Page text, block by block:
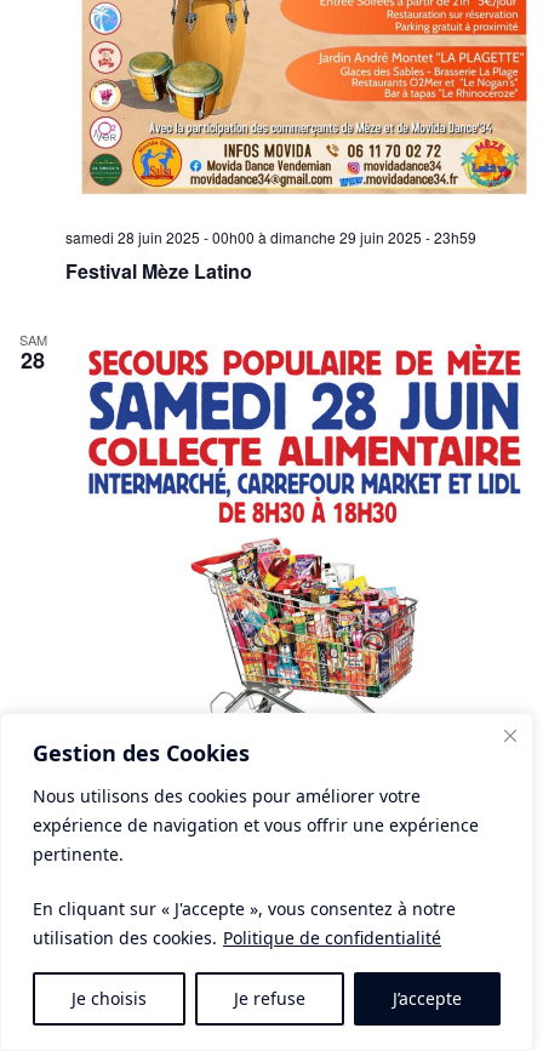
Gestion des Cookies
Nous utilisons des cookies pour améliorer votre
expérience de navigation et vous offrir une expérience
pertinente.
En cliquant sur « J'accepte », vous consentez à notre
utilisation des cookies. Politique de confidentialité
Je choisis Je refuse J’accepte
Festival Mèze Latino
samedi 28 juin 2025 - 00h00 à dimanche 29 juin 2025 - 23h59
SAM
28
samedi 28 juin 2025 - 08h30-8h30à18h30